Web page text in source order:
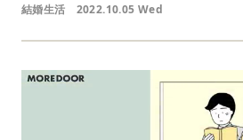
結婚生活 2022.10.05 Wed